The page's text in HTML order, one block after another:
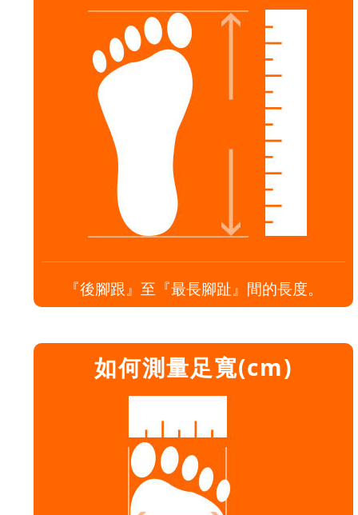
『後腳跟』至『最長腳趾』間的長度。
如何測量足寬(cm)